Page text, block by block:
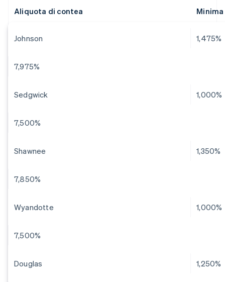
Aliquota di contea
Johnson 1,475%
7,975%
Sedgwick 1,000%
7,500%
Shawnee 1,350%
7,850%
Wyandotte 1,000%
7,500%
Douglas 1,250%